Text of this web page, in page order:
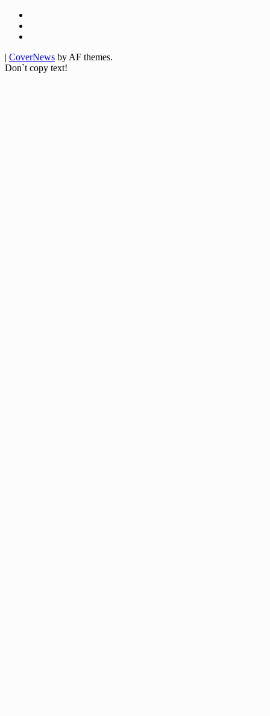
| CoverNews by AF themes.
Don`t copy text!